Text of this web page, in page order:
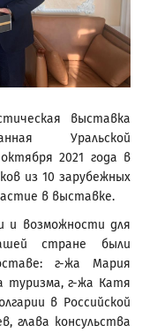
выставка
Уральской
2021 года в
из 10 зарубежных
в выставке.
и возможности для
стране были
г-жа Мария
туризма, г-жа Катя
в Российской
глава консульства